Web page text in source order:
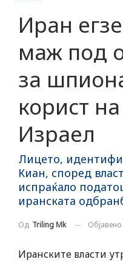
Иран
маж под
за
корист
Израел
Лицето,
Киан, според
испраќало
иранската
Од Triling Mk Објавено
Иранските власти